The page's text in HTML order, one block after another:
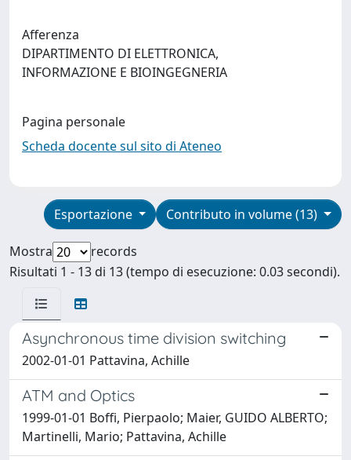
Afferenza
DIPARTIMENTO DI ELETTRONICA,
INFORMAZIONE E BIOINGEGNERIA
Pagina personale
Scheda docente sul sito di Ateneo
Contributo in volume (13)
Esportazione
Mostra
records
Risultati 1 - 13 di 13 (tempo di esecuzione: 0.03 secondi).
Asynchronous time division switching
2002-01-01 Pattavina, Achille
ATM and Optics
1999-01-01 Boffi, Pierpaolo; Maier, GUIDO ALBERTO;
Martinelli, Mario; Pattavina, Achille